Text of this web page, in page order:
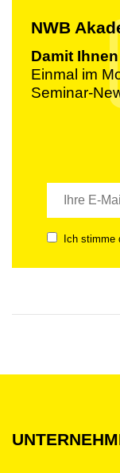
NWB
Damit
Einmal im
Seminar-
Ich stimme